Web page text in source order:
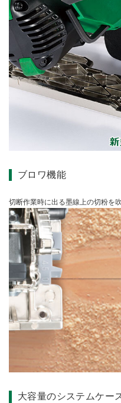
ブロワ機能
切断作業時に出る墨線上の切粉を
大容量のシステムケー